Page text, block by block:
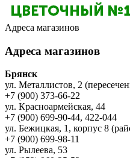
Адреса магазинов
Адреса магазинов
Брянск
ул. Металлистов, 2
+7 (900) 373-66-22
ул. Красноармейская, 44
+7 (900) 699-90-44, 422-044
ул. Бежицкая, 1, корпус 8
+7 (900) 699-98-11
ул. Рылеева, 53